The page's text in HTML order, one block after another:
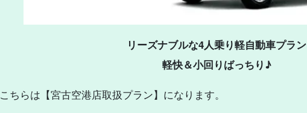
リーズナブルな4人乗り軽自動車プラン
軽快＆小回りばっちり♪
こちらは【宮古空港店取扱プラン】になります。